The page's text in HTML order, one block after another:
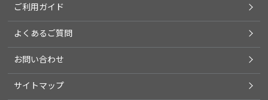
ご利用ガイド
よくあるご質問
お問い合わせ
サイトマップ